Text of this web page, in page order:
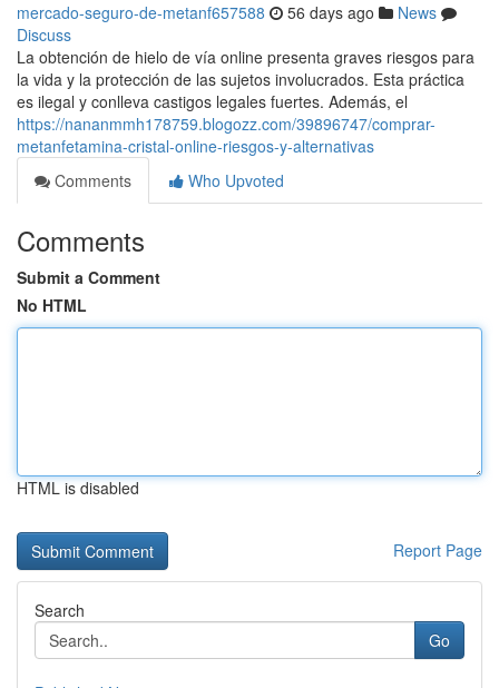
mercado-seguro-de-metanf657588 56 days ago
News
Discuss
La obtención de hielo de vía online presenta graves riesgos para
la vida y la protección de las sujetos involucrados. Esta práctica
es ilegal y conlleva castigos legales fuertes. Además, el
https://nananmmh178759.blogozz.com/39896747/comprar-
metanfetamina-cristal-online-riesgos-y-alternativas
Comments
Who Upvoted
Comments
Submit a Comment
No HTML
HTML is disabled
Report Page
Search
Go